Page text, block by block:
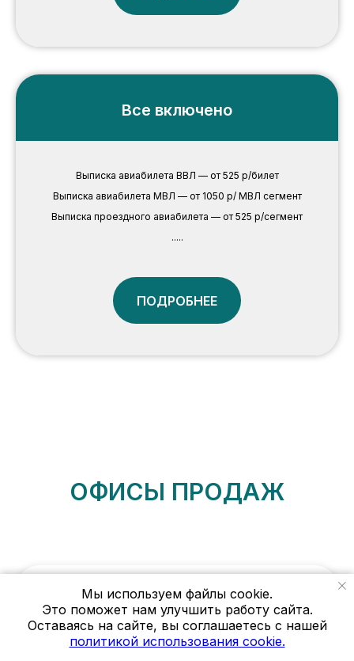
Мы используем файлы cookie.
Это поможет нам улучшить работу сайта.
Оставаясь на сайте, вы соглашаетесь с нашей
политикой использования cookie.
Все включено
Выписка авиабилета ВВЛ — от 525 р/билет
Выписка авиабилета МВЛ — от 1050 р/ МВЛ сегмент
Выписка проездного авиабилета — от 525 р/сегмент
.....
ПОДРОБНЕЕ
ОФИСЫ ПРОДАЖ
Главный офис
г. Пермь, ул. Газеты Звезда, дом 27, офис
205